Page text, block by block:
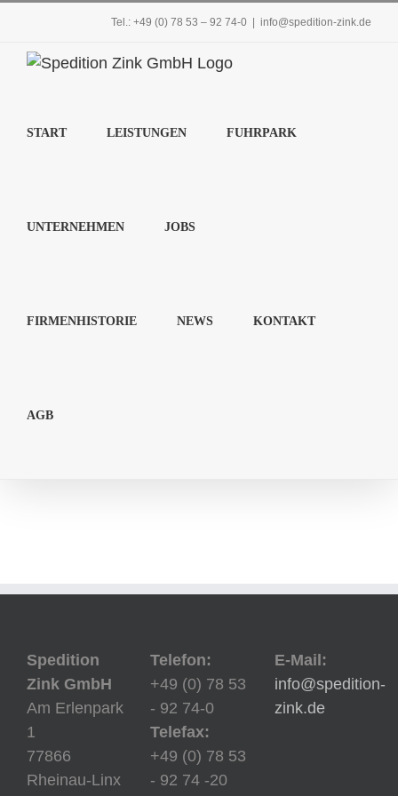
springen
Tel.: +49 (0) 78 53 – 92 74-0 info@spedition-zink.de
START LEISTUNGEN FUHRPARK
UNTERNEHMEN JOBS
FIRMENHISTORIE NEWS KONTAKT
AGB
Spedition
Zink GmbH
Am Erlenpark
1
77866
Rheinau-Linx
Telefon:
+49 (0) 78 53
- 92 74-0
Telefax:
+49 (0) 78 53
- 92 74 -20
E-Mail:
info@spedition-
zink.de